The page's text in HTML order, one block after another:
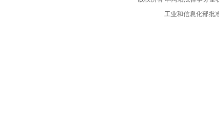
工业和信息化部批